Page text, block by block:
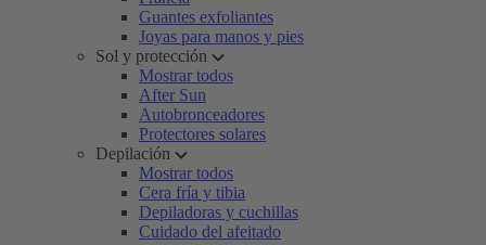
Guantes exfoliantes
Joyas para manos y pies
Sol y protección
Mostrar todos
After Sun
Autobronceadores
Protectores solares
Depilación
Mostrar todos
Cera fría y tibia
Depiladoras y cuchillas
Cuidado del afeitado